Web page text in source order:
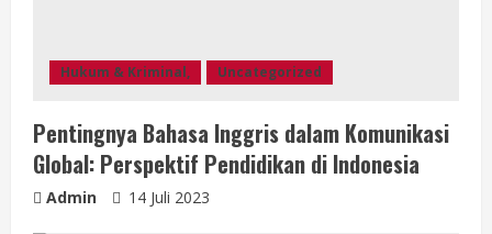
Hukum & Kriminal, Uncategorized
Pentingnya Bahasa Inggris dalam Komunikasi
Global: Perspektif Pendidikan di Indonesia
Admin 14 Juli 2023